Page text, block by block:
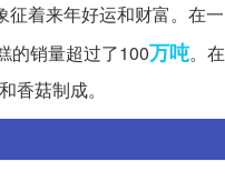
征着来年好运和财富。在一
的销量超过了100万吨。在
菇制成。